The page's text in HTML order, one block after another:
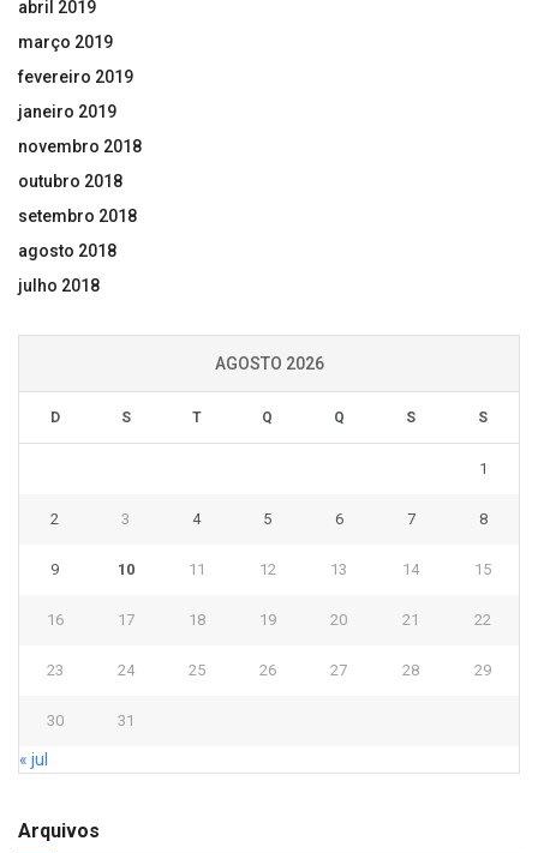
abril 2019
março 2019
fevereiro 2019
janeiro 2019
novembro 2018
outubro 2018
setembro 2018
agosto 2018
julho 2018
AGOSTO 2026
D S T Q Q S S
1
2 3 4 5 6 7 8
9 10 11 12 13 14 15
16 17 18 19 20 21 22
23 24 25 26 27 28 29
30 31
« jul
Arquivos